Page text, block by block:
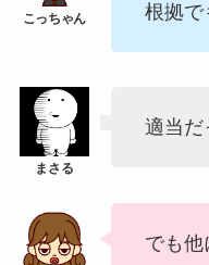
根拠で
適当だ
でも他